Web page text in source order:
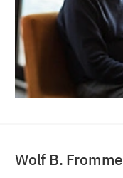
Wolf B.